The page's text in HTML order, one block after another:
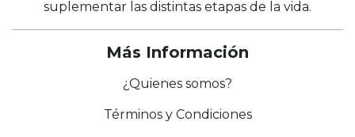
suplementar las distintas etapas de la vida.
Más Información
¿Quienes somos?
Términos y Condiciones